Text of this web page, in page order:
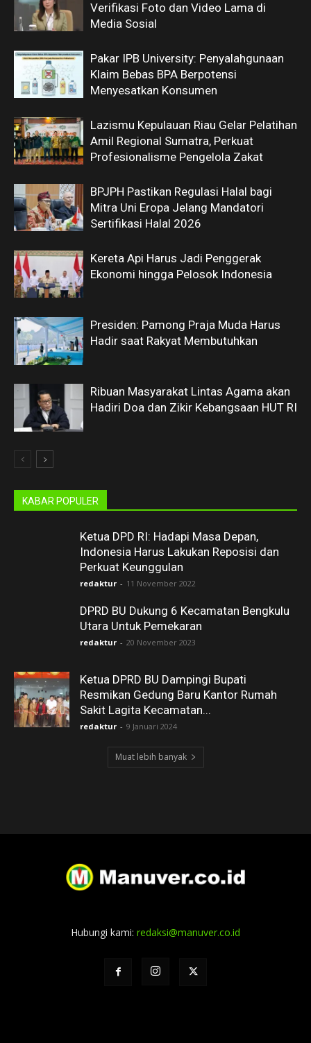
Verifikasi Foto dan Video Lama di
Media Sosial
Pakar IPB University: Penyalahgunaan
Klaim Bebas BPA Berpotensi
Menyesatkan Konsumen
Lazismu Kepulauan Riau Gelar Pelatihan
Amil Regional Sumatra, Perkuat
Profesionalisme Pengelola Zakat
BPJPH Pastikan Regulasi Halal bagi
Mitra Uni Eropa Jelang Mandatori
Sertifikasi Halal 2026
Kereta Api Harus Jadi Penggerak
Ekonomi hingga Pelosok Indonesia
Presiden: Pamong Praja Muda Harus
Hadir saat Rakyat Membutuhkan
Ribuan Masyarakat Lintas Agama akan
Hadiri Doa dan Zikir Kebangsaan HUT RI
KABAR POPULER
Ketua DPD RI: Hadapi Masa Depan,
Indonesia Harus Lakukan Reposisi dan
Perkuat Keunggulan
redaktur - 11 November 2022
DPRD BU Dukung 6 Kecamatan Bengkulu
Utara Untuk Pemekaran
redaktur - 20 November 2023
Ketua DPRD BU Dampingi Bupati
Resmikan Gedung Baru Kantor Rumah
Sakit Lagita Kecamatan...
redaktur - 9 Januari 2024
Muat lebih banyak
Hubungi kami: redaksi@manuver.co.id